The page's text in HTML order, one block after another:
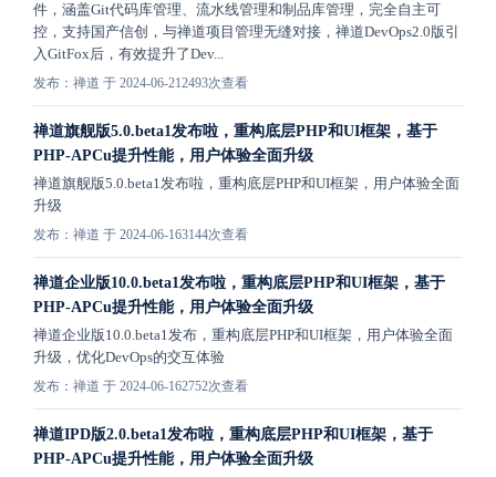
件，涵盖Git代码库管理、流水线管理和制品库管理，完全自主可
控，支持国产信创，与禅道项目管理无缝对接，禅道DevOps2.0版引
入GitFox后，有效提升了Dev...
发布：禅道 于 2024-06-212493次查看
禅道旗舰版5.0.beta1发布啦，重构底层PHP和UI框架，基于
PHP-APCu提升性能，用户体验全面升级
禅道旗舰版5.0.beta1发布啦，重构底层PHP和UI框架，用户体验全面
升级
发布：禅道 于 2024-06-163144次查看
禅道企业版10.0.beta1发布啦，重构底层PHP和UI框架，基于
PHP-APCu提升性能，用户体验全面升级
禅道企业版10.0.beta1发布，重构底层PHP和UI框架，用户体验全面
升级，优化DevOps的交互体验
发布：禅道 于 2024-06-162752次查看
禅道IPD版2.0.beta1发布啦，重构底层PHP和UI框架，基于
PHP-APCu提升性能，用户体验全面升级